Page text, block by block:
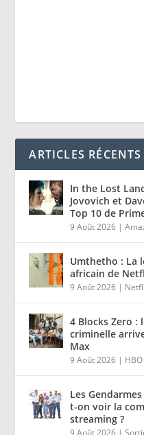
ARTICLES RÉCENTS
In the Lost
Jovovich et
Top 10 de
9 Août 2026 |
Umthetho : La
africain de
9 Août 2026 |
4 Blocks Zero :
criminelle
Max
9 Août 2026 |
Les
t-on voir la
streaming ?
9 Août 2026 |